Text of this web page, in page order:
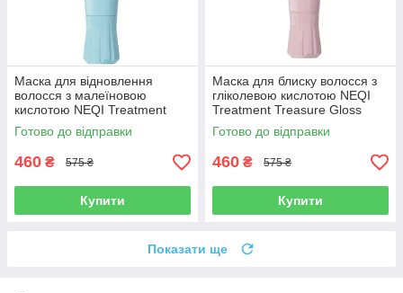
Маска для відновлення
волосся з малеїновою
кислотою NEQI Treatment
Treasure Build Boost 100 мл
Готово до відправки
460 ₴ 575 ₴
Купити
Маска для блиску волосся з
гліколевою кислотою NEQI
Treatment Treasure Gloss
Glaze 100 мл
Готово до відправки
460 ₴ 575 ₴
Купити
Показати ще